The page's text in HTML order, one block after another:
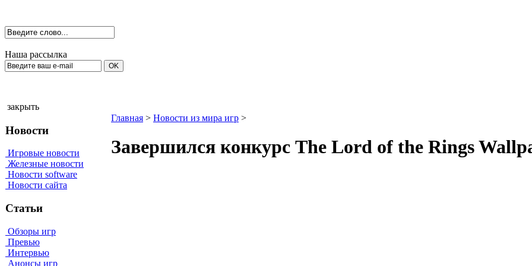
Наша рассылка
закрыть
Новости
Игровые новости
Железные новости
Новости software
Новости сайта
Статьи
Обзоры игр
Превью
Интервью
Анонсы игр
Главная > Новости из мира игр >
Завершился конкурс The Lord of the Rings